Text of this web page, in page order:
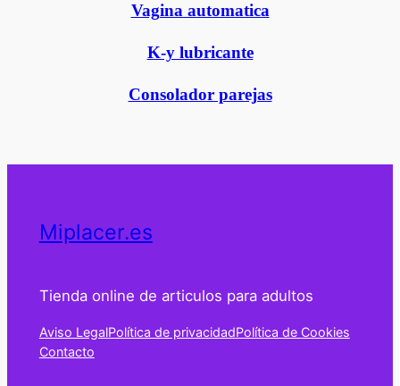
Vagina automatica
K-y lubricante
Consolador parejas
Miplacer.es
Tienda online de articulos para adultos
Aviso LegalPolítica de privacidadPolítica de Cookies
Contacto